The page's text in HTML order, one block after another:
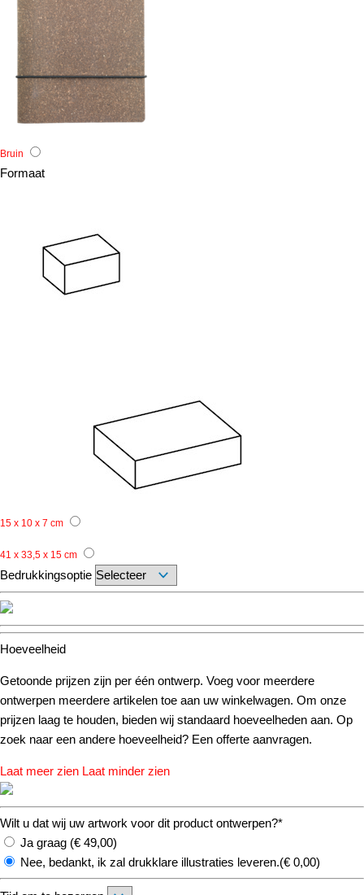
Bruin
Formaat
15 x 10 x 7 cm
41 x 33,5 x 15 cm
Bedrukkingsoptie
Hoeveelheid
Getoonde prijzen zijn per één ontwerp. Voeg voor meerdere
ontwerpen meerdere artikelen toe aan uw winkelwagen. Om onze
prijzen laag te houden, bieden wij standaard hoeveelheden aan. Op
zoek naar een andere hoeveelheid? Een offerte aanvragen.
Laat meer zien Laat minder zien
Wilt u dat wij uw artwork voor dit product ontwerpen?*
Ja graag (€ 49,00)
Nee, bedankt, ik zal drukklare illustraties leveren.(€ 0,00)